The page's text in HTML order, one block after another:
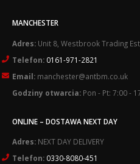
MANCHESTER
Adres: Unit 8, Westbrook Trading
Telefon: 0161-971-2821
Email: manchester@antbm.co.uk
Godziny otwarcia: Pon - Pt: 7:00 -
ONLINE – DOSTAWA NEXT DAY
Adres: NEXT DAY DELIVERY
Telefon: 0330-8080-451